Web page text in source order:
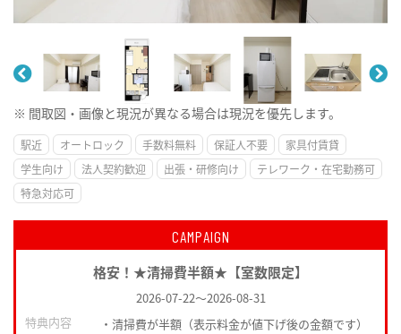
※ 間取図・画像と現況が異なる場合は現況を優先します。
駅近 オートロック 手数料無料 保証人不要
家具付賃貸
学生向け
法人契約歓迎 出張・研修向け
テレワーク・在宅勤務可
特急対応可
CAMPAIGN
格安！★清掃費半額★【室数限定】
2026-07-22～2026-08-31
特典内容
・清掃費が半額（表示料金が値下げ後の金額です）